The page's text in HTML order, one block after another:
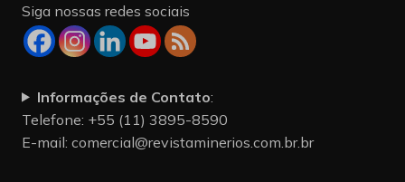
Siga nossas redes sociais
Informações de Contato:
Telefone: +55 (11) 3895-8590
E-mail: comercial@revistaminerios.com.br.br